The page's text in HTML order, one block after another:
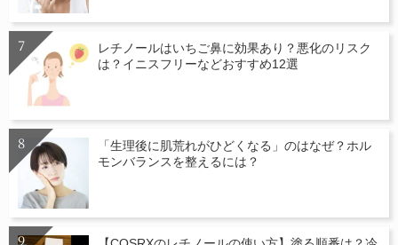
レチノールはいちご鼻に効果あり？悪化のリスク
は？イニスフリーなどおすすめ12選
「生理後に肌荒れがひどくなる」のはなぜ？ホル
モンバランスを整えるには？